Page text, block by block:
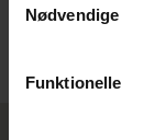
Nødvendige
FunktionelleLæg i kurv